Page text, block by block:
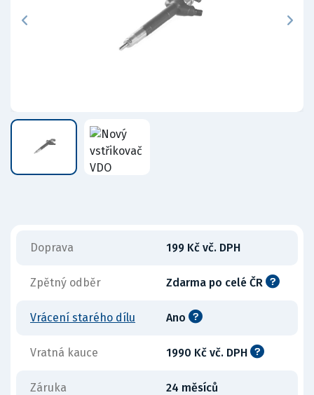
Doprava 199 Kč vč. DPH
Zpětný odběr Zdarma po celé ČR
Vrácení starého dílu Ano
Vratná kauce 1990 Kč vč. DPH
Záruka 24 měsíců